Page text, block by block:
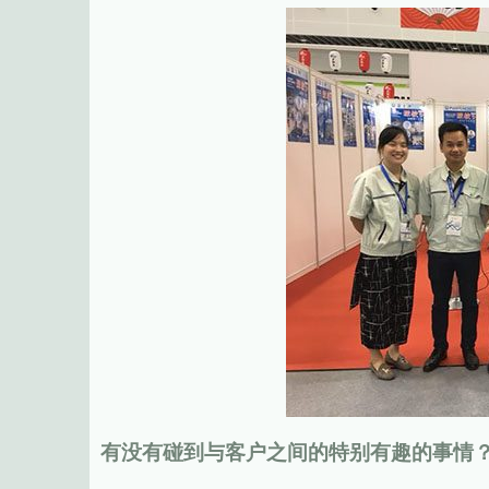
有没有碰到与客户之间的特别有趣的事情